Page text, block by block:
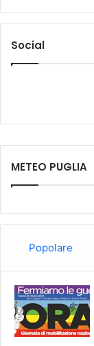
Social
METEO PUGLIA
Popolare